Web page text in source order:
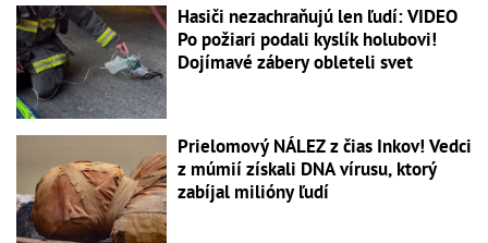
Hasiči nezachraňujú len ľudí: VIDEO
Po požiari podali kyslík holubovi!
Dojímavé zábery obleteli svet
Prielomový NÁLEZ z čias Inkov! Vedci
z múmií získali DNA vírusu, ktorý
zabíjal milióny ľudí